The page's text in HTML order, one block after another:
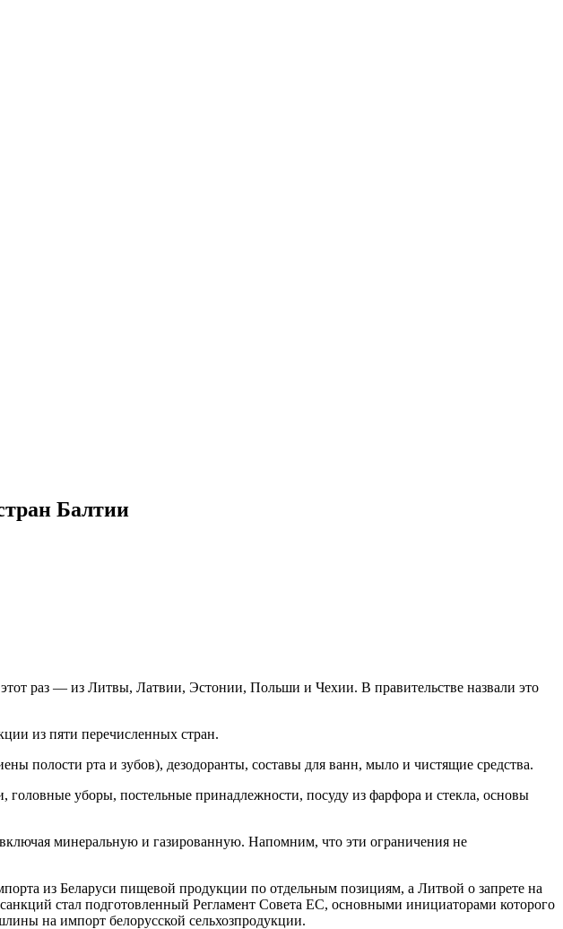
Балтии
раз — из Литвы, Латвии, Эстонии, Польши и Чехии. В правительстве назвали это
из пяти перечисленных стран.
полости рта и зубов), дезодоранты, составы для ванн, мыло и чистящие средства.
уборы, постельные принадлежности, посуду из фарфора и стекла, основы
минеральную и газированную. Напомним, что эти ограничения не
из Беларуси пищевой продукции по отдельным позициям, а Литвой о запрете на
стал подготовленный Регламент Совета ЕС, основными инициаторами которого
на импорт белорусской сельхозпродукции.